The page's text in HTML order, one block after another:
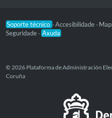
Soporte técnico -Accesibilidade -
Seguridade - Axuda
© 2026 Plataforma de Administración
Coruña